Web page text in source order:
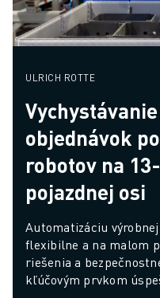
ULRICH ROTTE
objednávok
robotov na
pojazdnej osi
Automatizáciu
flexibilne a na malom
riešenia a
kľúčovým prvkom